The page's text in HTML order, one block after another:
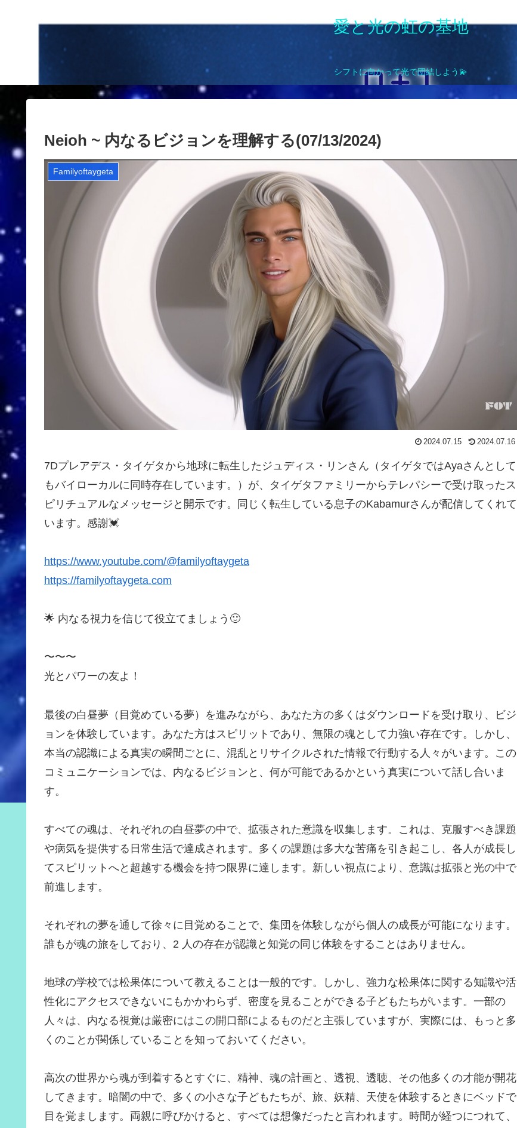
愛と光の虹の基地
シフトに向かって光で団結しよう💫
Neioh ~ 内なるビジョンを理解する(07/13/2024)
Familyoftaygeta
2024.07.15 2024.07.16
7Dプレアデス・タイゲタから地球に転生したジュディス・リンさん（タイゲタではAyaさんとして
もバイローカルに同時存在しています。）が、タイゲタファミリーからテレパシーで受け取ったス
ピリチュアルなメッセージと開示です。同じく転生している息子のKabamurさんが配信してくれて
います。感謝💓
https://www.youtube.com/@familyoftaygeta
https://familyoftaygeta.com
🌟 内なる視力を信じて役立てましょう🙂
〜〜〜
光とパワーの友よ！
最後の白昼夢（目覚めている夢）を進みながら、あなた方の多くはダウンロードを受け取り、ビジ
ョンを体験しています。あなた方はスピリットであり、無限の魂として力強い存在です。しかし、
本当の認識による真実の瞬間ごとに、混乱とリサイクルされた情報で行動する人々がいます。この
コミュニケーションでは、内なるビジョンと、何が可能であるかという真実について話し合いま
す。
すべての魂は、それぞれの白昼夢の中で、拡張された意識を収集します。これは、克服すべき課題
や病気を提供する日常生活で達成されます。多くの課題は多大な苦痛を引き起こし、各人が成長し
てスピリットへと超越する機会を持つ限界に達します。新しい視点により、意識は拡張と光の中で
前進します。
それぞれの夢を通して徐々に目覚めることで、集団を体験しながら個人の成長が可能になります。
誰もが魂の旅をしており、2 人の存在が認識と知覚の同じ体験をすることはありません。
地球の学校では松果体について教えることは一般的です。しかし、強力な松果体に関する知識や活
性化にアクセスできないにもかかわらず、密度を見ることができる子どもたちがいます。一部の
人々は、内なる視覚は厳密にはこの開口部によるものだと主張していますが、実際には、もっと多
くのことが関係していることを知っておいてください。
高次の世界から魂が到着するとすぐに、精神、魂の計画と、透視、透聴、その他多くの才能が開花
してきます。暗闇の中で、多くの小さな子どもたちが、旅、妖精、天使を体験するときにベッドで
目を覚まします。両親に呼びかけると、すべては想像だったと言われます。時間が経つにつれて、